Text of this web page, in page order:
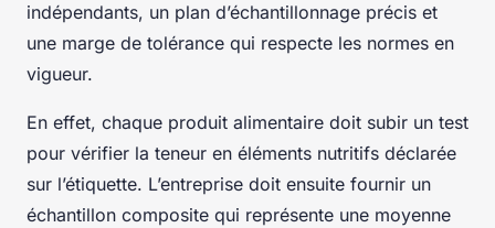
indépendants, un plan d’échantillonnage précis et
une marge de tolérance qui respecte les normes en
vigueur.
En effet, chaque produit alimentaire doit subir un test
pour vérifier la teneur en éléments nutritifs déclarée
sur l’étiquette. L’entreprise doit ensuite fournir un
échantillon composite qui représente une moyenne